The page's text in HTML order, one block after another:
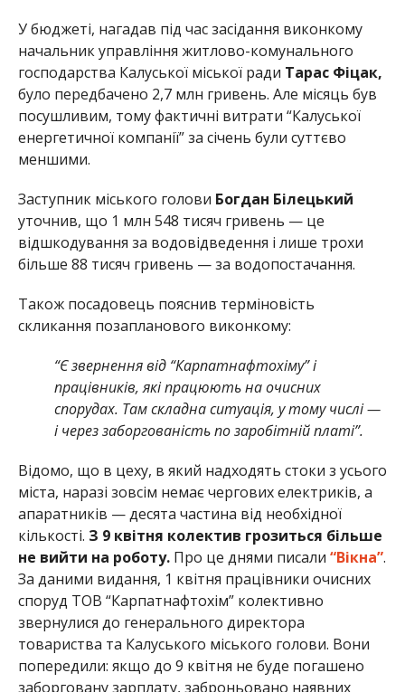
У бюджеті, нагадав під час засідання виконкому
начальник управління житлово-комунального
господарства Калуської міської ради Тарас Фіцак,
було передбачено 2,7 млн гривень. Але місяць був
посушливим, тому фактичні витрати “Калуської
енергетичної компанії” за січень були суттєво
меншими.
Заступник міського голови Богдан Білецький
уточнив, що 1 млн 548 тисяч гривень — це
відшкодування за водовідведення і лише трохи
більше 88 тисяч гривень — за водопостачання.
Також посадовець пояснив терміновість
скликання позапланового виконкому:
“Є звернення від “Карпатнафтохіму” і
працівників, які працюють на очисних
спорудах. Там складна ситуація, у тому числі —
і через заборгованість по заробітній платі”.
Відомо, що в цеху, в який надходять стоки з усього
міста, наразі зовсім немає чергових електриків, а
апаратників — десята частина від необхідної
кількості. З 9 квітня колектив грозиться більше
не вийти на роботу.Про це днями писали “Вікна”.
За даними видання, 1 квітня працівники очисних
споруд ТОВ “Карпатнафтохім” колективно
звернулися до генерального директора
товариства та Калуського міського голови. Вони
попередили: якщо до 9 квітня не буде погашено
заборговану зарплату, заброньовано наявних